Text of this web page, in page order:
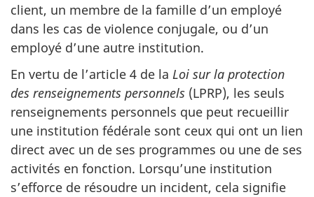
client, un membre de la famille d’un employé
dans les cas de violence conjugale, ou d’un
employé d’une autre institution.
En vertu de l’article 4 de la Loi sur la protection
des renseignements personnels (LPRP), les seuls
renseignements personnels que peut recueillir
une institution fédérale sont ceux qui ont un lien
direct avec un de ses programmes ou une de ses
activités en fonction. Lorsqu’une institution
s’efforce de résoudre un incident, cela signifie